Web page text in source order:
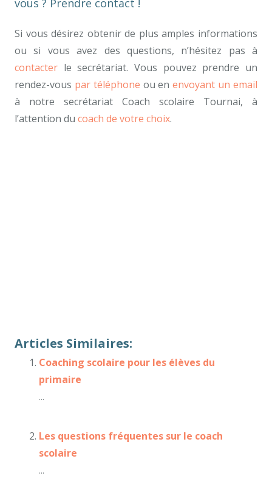
vous ? Prendre contact !
Si vous désirez obtenir de plus amples informations
ou si vous avez des questions, n’hésitez pas à
contacter le secrétariat. Vous pouvez prendre un
rendez-vous par téléphone ou enenvoyant un email
à notre secrétariat Coach scolaire Tournai, à
l’attention du coach de votre choix.
Articles Similaires:
Coaching scolaire pour les élèves du
primaire
...
Les questions fréquentes sur le coach
scolaire
...